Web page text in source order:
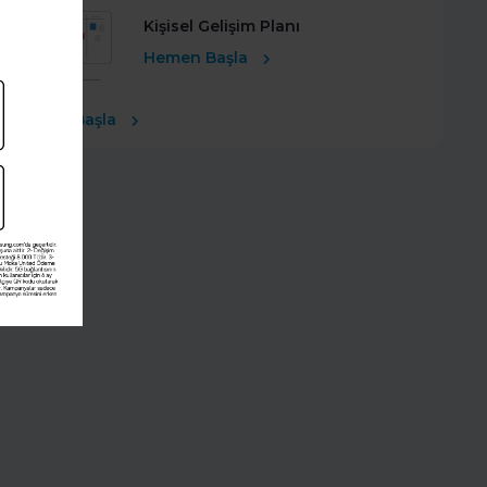
Kişisel Gelişim Planı
Hemen Başla
Ücretsiz Başla